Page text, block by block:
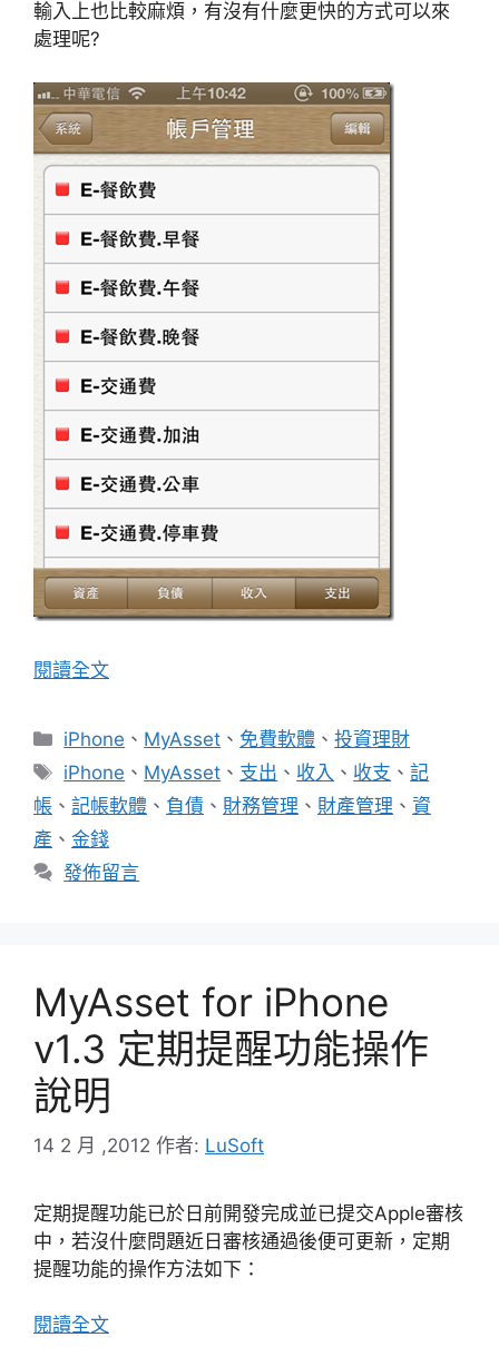
輸入上也比較麻煩，有沒有什麼更快的方式可以來
處理呢?
閱讀全文
分
類
iPhone 、 MyAsset 、 免費軟體 、投資理財
標
籤
iPhone 、 MyAsset 、 支出 、 收入 、 收支 、記
帳 、 記帳軟體 、 負債 、 財務管理 、 財產管理 、 資
產 、 金錢
發佈留言
MyAsset for iPhone
v1.3 定期提醒功能操作
說明
14 2 月 ,2012 作者: LuSoft
定期提醒功能已於日前開發完成並已提交Apple審核
中，若沒什麼問題近日審核通過後便可更新，定期
提醒功能的操作方法如下：
閱讀全文